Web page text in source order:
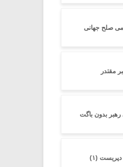
صلح جهانی
مقتدر
بدون باگت
دپریست (۱)